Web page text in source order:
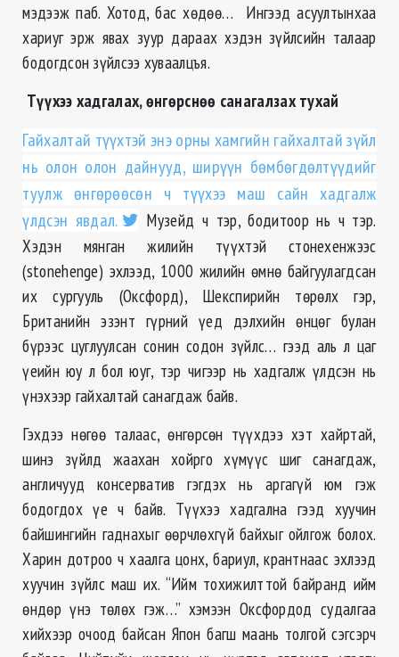
мэдээж паб. Хотод, бас хөдөө… Ингээд асуултынхаа
хариуг эрж явах зуур дараах хэдэн зүйлсийн талаар
бодогдсон зүйлсээ хуваалцъя.
Түүхээ хадгалах, ѳнгѳрснѳѳ санагалзах тухай
Гайхалтай түүхтэй энэ орны хамгийн гайхалтай зүйл
нь олон олон дайнууд, ширүүн бѳмбѳгдѳлтүүдийг
туулж ѳнгѳрѳѳсѳн ч түүхээ маш сайн хадгалж
үлдсэн явдал.
Музейд ч тэр, бодитоор нь ч тэр.
Хэдэн мянган жилийн түүхтэй стонехенжээс
(stonehenge) эхлээд, 1000 жилийн өмнө байгуулагдсан
их сургууль (Оксфорд), Шекспирийн төрөлх гэр,
Британийн эзэнт гүрний үед дэлхийн өнцөг булан
бүрээс цуглуулсан сонин содон зүйлс… гээд аль л цаг
үеийн юу л бол юуг, тэр чигээр нь хадгалж үлдсэн нь
үнэхээр гайхалтай санагдаж байв.
Гэхдээ нөгөө талаас, өнгөрсөн түүхдээ хэт хайртай,
шинэ зүйлд жаахан хойрго хүмүүс шиг санагдаж,
англичууд консерватив гэгдэх нь аргагүй юм гэж
бодогдох үе ч байв. Түүхээ хадгална гээд хуучин
байшингийн гаднахыг ѳѳрчлѳхгүй байхыг ойлгож болох.
Харин дотрoo ч хаалга цонх, бариул, крантнаас эхлээд
хуучин зүйлс маш их. “Ийм тохижилттой байранд ийм
ѳндѳр үнэ тѳлѳх гэж…” хэмээн Оксфордод судалгаа
хийхээр очоод байсан Япон багш маань толгой сэгсэрч